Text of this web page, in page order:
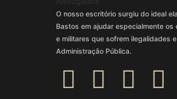
O nosso escritório surgiu do ideal
Bastos em ajudar especialmente
e militares que sofrem ilegalidades
Administração Pública.